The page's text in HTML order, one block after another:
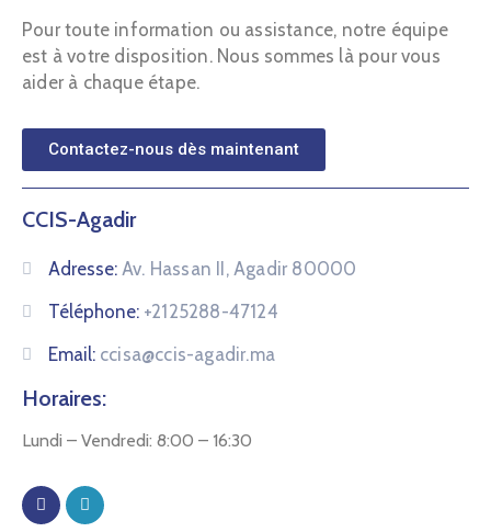
Pour toute information ou assistance, notre équipe
est à votre disposition. Nous sommes là pour vous
aider à chaque étape.
Contactez-nous dès maintenant
CCIS-Agadir
Adresse: Av. Hassan II, Agadir 80000
Téléphone: +2125288-47124
Email: ccisa@ccis-agadir.ma
Horaires:
Lundi – Vendredi: 8:00 – 16:30